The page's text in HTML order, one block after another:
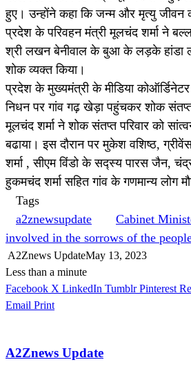
हुए। उन्होंने कहा कि जन्म और मृत्यु जीवन
प्रदेश के परिवहन मंत्री मूलचंद शर्मा ने
श्री लखन बेनीवाल के बुआ के लड़के हांडा
शोक व्यक्त किया।
प्रदेश के मुख्यमंत्री के मीडिया
निधन पर गांव गढ़ खेड़ा पहुंचकर शोक संतप्त
मूलचंद शर्मा ने शोक संतप्त परिवार को
बढाया। इस दौरान पर मुकेश वशिष्ठ,
शर्मा , सीएम विंडो के सद्स्य पारस जैन,
हुकमचंद शर्मा सहित गांव के गणमान्य लोग
Tags
a2znewsupdate
Cabinet
involved in the sorrows of the
A2Znews UpdateMay 13, 2023
Less than a minute
Facebook X LinkedIn Tumblr Pinterest
Email Print
A2Znews Update